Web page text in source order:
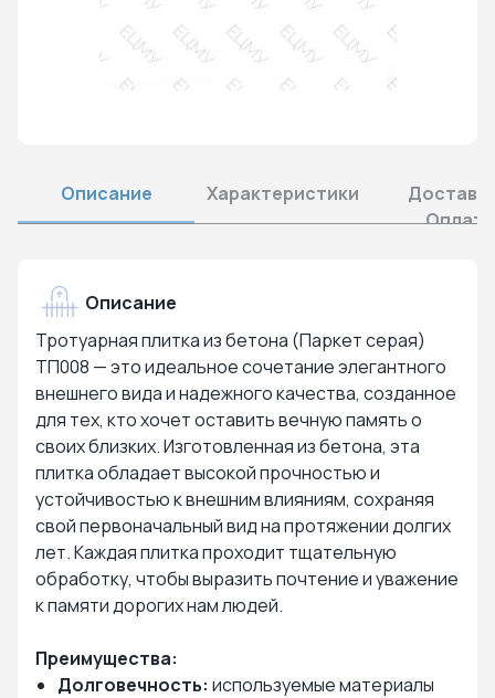
Описание Характеристики
Оплата
Описание
Тротуарная плитка из бетона (Паркет серая)
ТП008 — это идеальное сочетание элегантного
внешнего вида и надежного качества, созданное
для тех, кто хочет оставить вечную память о
своих близких. Изготовленная из бетона, эта
плитка обладает высокой прочностью и
устойчивостью к внешним влияниям, сохраняя
свой первоначальный вид на протяжении долгих
лет. Каждая плитка проходит тщательную
обработку, чтобы выразить почтение и уважение
к памяти дорогих нам людей.
Преимущества:
Долговечность: используемые материалы